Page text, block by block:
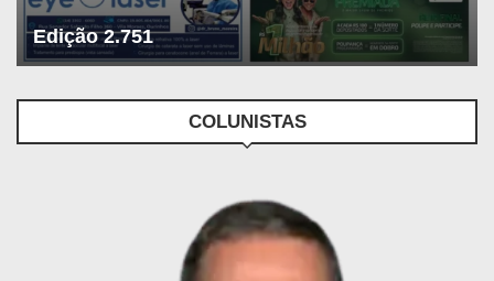
Edição 2.751
COLUNISTAS